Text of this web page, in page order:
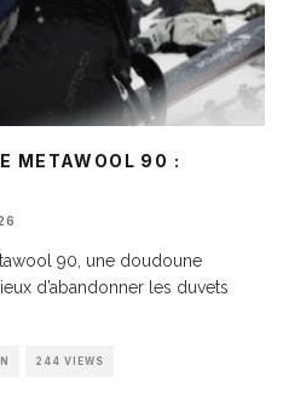
METAWOOL 90 :
90, une doudoune
d’abandonner les duvets
244 VIEWS